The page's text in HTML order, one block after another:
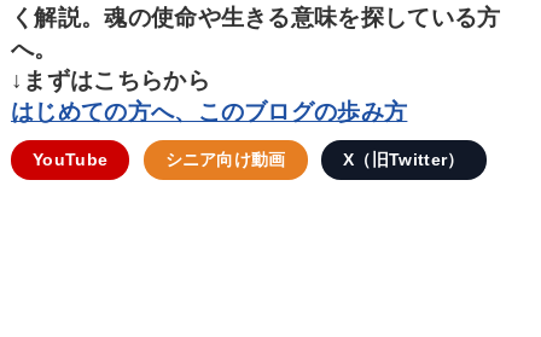
く解説。魂の使命や生きる意味を探している方
へ。
↓まずはこちらから
はじめての方へ、このブログの歩み方
YouTube シニア向け動画 X（旧Twitter）